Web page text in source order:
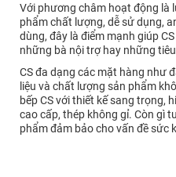
Với phương châm hoạt động là
phẩm chất lượng, dễ sử dụng,
dùng, đây là điểm mạnh giúp
những bà nội trợ hay những
CS đa dạng các mặt hàng như
liệu và chất lượng sản phẩm
bếp CS với thiết kế sang trọng,
cao cấp, thép không gỉ. Còn gì
phẩm đảm bảo cho vấn đề sức